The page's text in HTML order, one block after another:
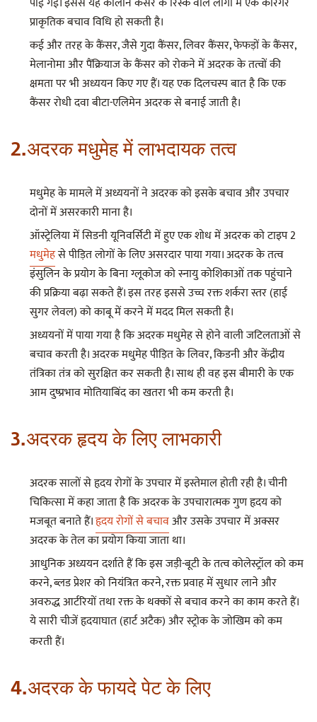
प्राकृतिक बचाव विधि हो सकती है।
कई और तरह के कैंसर, जैसे गुदा कैंसर, लिवर कैंसर, फेफड़ों के कैंसर,
मेलानोमा और पैंक्रियाज के कैंसर को रोकने में अदरक के तत्वों की
क्षमता पर भी अध्ययन किए गए हैं। यह एक दिलचस्प बात है कि एक
कैंसर रोधी दवा बीटा-एलिमेन अदरक से बनाई जाती है।
2.अदरक मधुमेह में लाभदायक तत्व
मधुमेह के मामले में अध्ययनों ने अदरक को इसके बचाव और उपचार
दोनों में असरकारी माना है।
ऑस्ट्रेलिया में सिडनी यूनिवर्सिटी में हुए एक शोध में अदरक को टाइप 2
मधुमेहसे पीड़ित लोगों के लिए असरदार पाया गया। अदरक के तत्व
इंसुलिन के प्रयोग के बिना ग्लूकोज को स्नायु कोशिकाओं तक पहुंचाने
की प्रक्रिया बढ़ा सकते हैं। इस तरह इससे उच्च रक्त शर्करा स्तर (हाई
सुगर लेवल) को काबू में करने में मदद मिल सकती है।
अध्ययनों में पाया गया है कि अदरक मधुमेह से होने वाली जटिलताओं से
बचाव करती है। अदरक मधुमेह पीड़ित के लिवर, किडनी और केंद्रीय
तंत्रिका तंत्र को सुरक्षित कर सकती है। साथ ही वह इस बीमारी के एक
आम दुष्प्रभाव मोतियाबिंद का खतरा भी कम करती है।
3.अदरक हृदय के लिए लाभकारी
अदरक सालों से हृदय रोगों के उपचार में इस्तेमाल होती रही है। चीनी
चिकित्सा में कहा जाता है कि अदरक के उपचारात्मक गुण हृदय को
मजबूत बनाते हैं।हृदय रोगों से बचावऔर उसके उपचार में अक्सर
अदरक के तेल का प्रयोग किया जाता था।
आधुनिक अध्ययन दर्शाते हैं कि इस जड़ी-बूटी के तत्व कोलेस्ट्रॉल को कम
करने, ब्लड प्रेशर को नियंत्रित करने, रक्त प्रवाह में सुधार लाने और
अवरुद्ध आर्टरियों तथा रक्त के थक्कों से बचाव करने का काम करते हैं।
ये सारी चीजें हृदयाघात (हार्ट अटैक) और स्ट्रोक के जोखिम को कम
करती हैं।
4.अदरक के फायदे पेट के लिए